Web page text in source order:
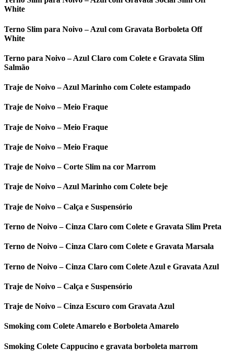
White
Terno Slim para Noivo – Azul com Gravata Borboleta Off
White
Terno para Noivo – Azul Claro com Colete e Gravata Slim
Salmão
Traje de Noivo – Azul Marinho com Colete estampado
Traje de Noivo – Meio Fraque
Traje de Noivo – Meio Fraque
Traje de Noivo – Meio Fraque
Traje de Noivo – Corte Slim na cor Marrom
Traje de Noivo – Azul Marinho com Colete beje
Traje de Noivo – Calça e Suspensório
Terno de Noivo – Cinza Claro com Colete e Gravata Slim Preta
Terno de Noivo – Cinza Claro com Colete e Gravata Marsala
Terno de Noivo – Cinza Claro com Colete Azul e Gravata Azul
Traje de Noivo – Calça e Suspensório
Traje de Noivo – Cinza Escuro com Gravata Azul
Smoking com Colete Amarelo e Borboleta Amarelo
Smoking Colete Cappucino e gravata borboleta marrom